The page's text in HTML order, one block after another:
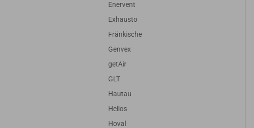
Enervent
Exhausto
Fränkische
Genvex
getAir
GLT
Hautau
Helios
Hoval